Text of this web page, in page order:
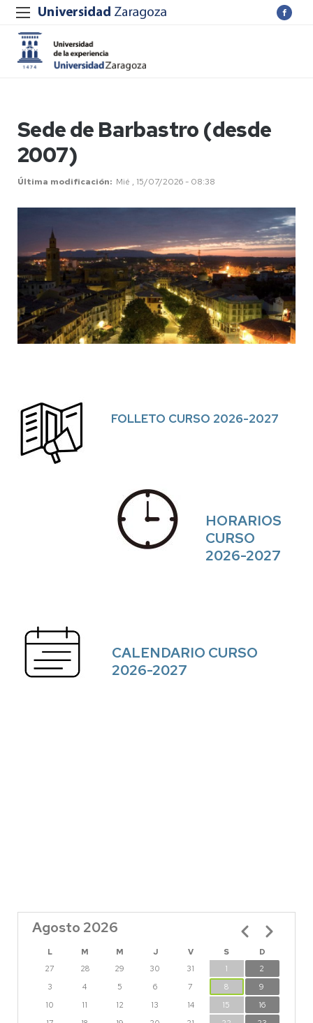
Sede de Barbastro (desde
2007)
Última modificación Mié , 15/07/2026 - 08:38
FOLLETO CURSO 2026-2027
HORARIOS
CURSO
2026-2027
CALENDARIO CURSO
2026-2027
Agosto 2026
L M M J V S
D
27
28 29 30 31 1
2
3
4 5 6 7 8
9
10
11 12 13 14 15
16
Paginación